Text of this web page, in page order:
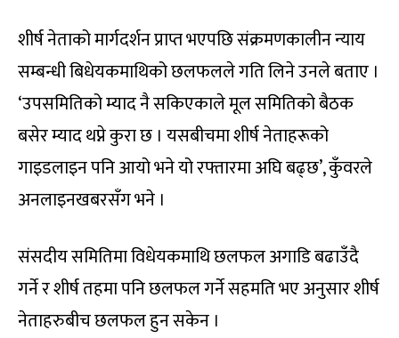
शीर्ष नेताको मार्गदर्शन प्राप्त भएपछि संक्रमणकालीन न्याय
सम्बन्धी बिधेयकमाथिको छलफलले गति लिने उनले बताए ।
‘उपसमितिको म्याद नै सकिएकाले मूल समितिको बैठक
बसेर म्याद थप्ने कुरा छ । यसबीचमा शीर्ष नेताहरूको
गाइडलाइन पनि आयो भने यो रफ्तारमा अघि बढ्छ’, कुँवरले
अनलाइनखबरसँग भने ।
संसदीय समितिमा विधेयकमाथि छलफल अगाडि बढाउँदै
गर्ने र शीर्ष तहमा पनि छलफल गर्ने सहमति भए अनुसार शीर्ष
नेताहरुबीच छलफल हुन सकेन ।